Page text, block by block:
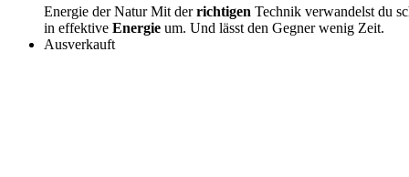
Energie der Natur Mit derrichtigen Technik verwandelst du
in effektive Energie um. Und lässt den Gegner wenig Zeit.
Ausverkauft